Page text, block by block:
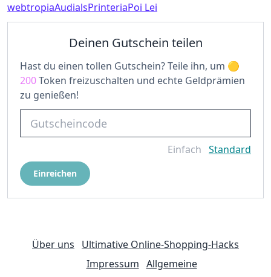
webtropiaAudialsPrinteriaPoi Lei
Deinen Gutschein teilen
Hast du einen tollen Gutschein? Teile ihn, um
200Token freizuschalten und echte Geldprämien
zu genießen!
Einfach Standard
Einreichen
Über uns
Ultimative Online-Shopping-Hacks
Impressum Allgemeine